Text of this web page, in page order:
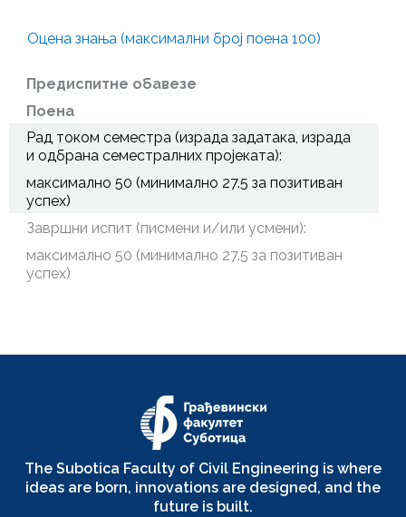
Оцена знања (максимални број поена 100)
Предиспитне обавезе
Поена
Рад током семестра (израда задатака, израда
и одбрана семестралних пројеката):
максимално 50 (минимално 27.5 за позитиван
успех)
Завршни испит (писмени и/или усмени):
максимално 50 (минимално 27.5 за позитиван
успех)
The Subotica Faculty of Civil Engineering is where
ideas are born, innovations are designed, and the
future is built.